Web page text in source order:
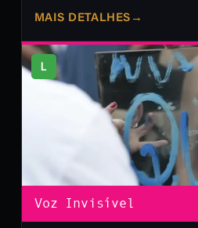
MAIS DETALHES →
L
Voz Invisível